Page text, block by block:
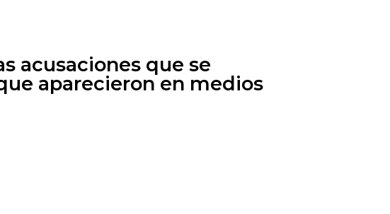
acusaciones que se
aparecieron en medios